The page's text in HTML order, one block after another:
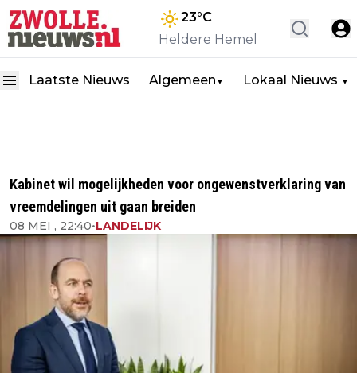
23°C
Heldere Hemel
Laatste Nieuws Algemeen ▼ Lokaal Nieuws ▼
Kabinet wil mogelijkheden voor ongewenstverklaring van
vreemdelingen uit gaan breiden
08 MEI , 22:40•LANDELIJK